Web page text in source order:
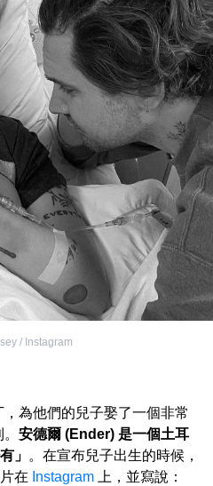
/ Instagram
為他們的兒子娶了一個非常
安德爾 (Ender) 是一個土耳
」 。在宣布兒子出生的時候，
在 Instagram 上，並寫說：